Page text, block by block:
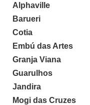
Alphaville
Barueri
Cotia
Embú das Artes
Granja Viana
Guarulhos
Jandira
Mogi das Cruzes